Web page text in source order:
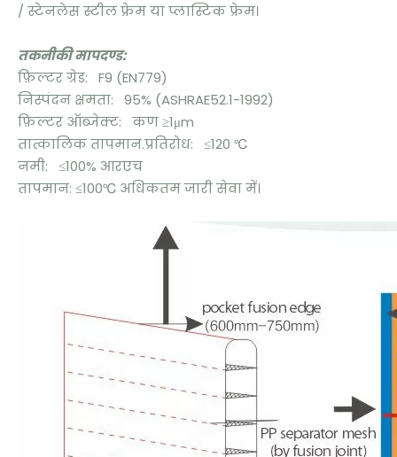
/ स्टेनलेस स्टील फ्रेम या प्लास्टिक फ्रेम।
तकनीकी मापदण्ड:
फ़िल्टर ग्रेड: F9 (EN779)
निस्पंदन क्षमता: 95% (ASHRAE52.1-1992)
फ़िल्टर ऑब्जेक्ट: कण ≥1μm
तात्कालिक तापमान.प्रतिरोध: ≤120 ℃
नमी: ≤100% आरएच
तापमान: ≤100℃ अधिकतम जारी सेवा में।